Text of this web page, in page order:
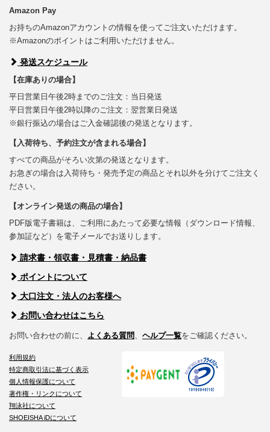
Amazon Pay
お持ちのAmazonアカウントの情報を使ってご注文いただけます。
※Amazonのポイントはご利用いただけません。
発送スケジュール
【在庫ありの場合】
平日営業日午後2時までのご注文：当日発送
平日営業日午後2時以降のご注文：翌営業日発送
※銀行振込の場合はご入金確認後の発送となります。
【入荷待ち、予約注文が含まれる場合】
すべての商品がそろい次第の発送となります。
お急ぎの場合は入荷待ち・発売予定の商品とそれ以外を分けてご注文く
ださい。
【オンライン発送の商品の場合】
PDF版電子書籍は、ご利用にあたって必要な情報（ダウンロード情報、
参加証など）を電子メールでお送りします。
請求書・領収書・見積書・納品書
ポイントについて
大口注文・法人のお客様へ
お問い合わせはこちら
お問い合わせの前に、 よくある質問 ヘルプ一覧をご確認ください。
利用規約
特定商取引法に基づく表示
個人情報保護について
著作権・リンクについて
翔泳社について
SHOEISHA iDについて